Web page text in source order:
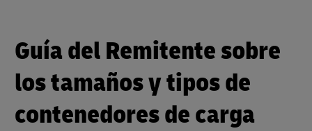
Guía del Remitente sobre
los tamaños y tipos de
contenedores de carga